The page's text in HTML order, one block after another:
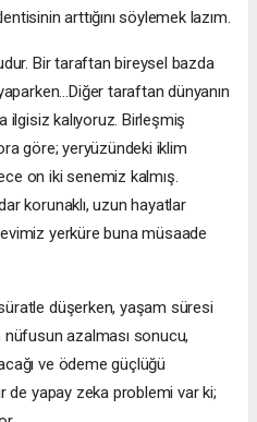
arttığını söylemek lazım.
Bir taraftan bireysel bazda
yaparken…Diğer taraftan dünyanın
ilgisiz kalıyoruz. Birleşmiş
göre; yeryüzündeki iklim
on iki senemiz kalmış.
korunaklı, uzun hayatlar
yerküre buna müsaade
düşerken, yaşam süresi
nüfusun azalması sonucu,
ve ödeme güçlüğü
de yapay zeka problemi var ki;